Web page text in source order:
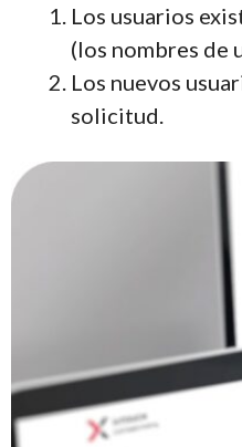
Los usuarios
(los nombres de
Los nuevos
solicitud.